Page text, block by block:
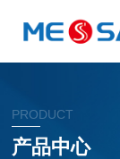
PRODUCT
产品中心